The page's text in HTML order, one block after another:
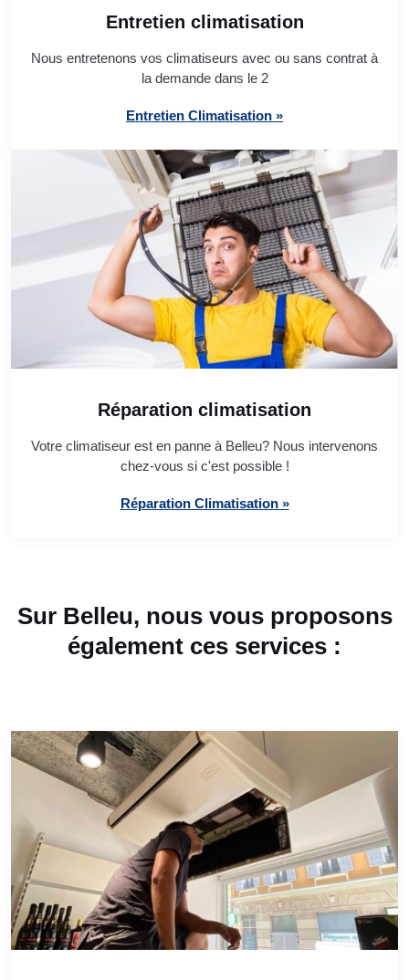
Entretien climatisation
Nous entretenons vos climatiseurs avec ou sans contrat à
la demande dans le 2
Entretien Climatisation »
Réparation climatisation
Votre climatiseur est en panne à Belleu? Nous intervenons
chez-vous si c'est possible !
Réparation Climatisation »
Sur Belleu, nous vous proposons
également ces services :